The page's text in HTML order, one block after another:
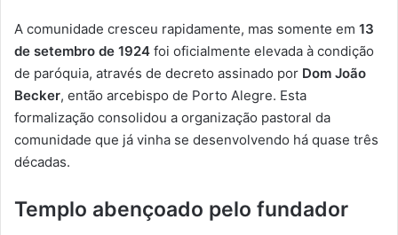
A comunidade cresceu rapidamente, mas somente em 13
de setembro de 1924 foi oficialmente elevada à condição
de paróquia, através de decreto assinado por Dom João
Becker, então arcebispo de Porto Alegre. Esta
formalização consolidou a organização pastoral da
comunidade que já vinha se desenvolvendo há quase três
décadas.
Templo abençoado pelo fundador